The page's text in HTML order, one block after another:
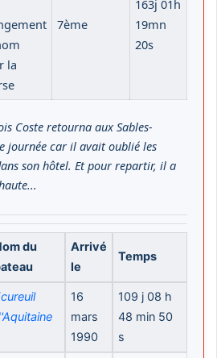
la
7ème
163j 01h
19mn
20s
Coste retourna aux Sables-
journée car il avait oublié les
son hôtel. Et pour repartir, il a
du
Arrivé
le
Temps
16
mars
1990
109 j 08 h
48 min 50
s